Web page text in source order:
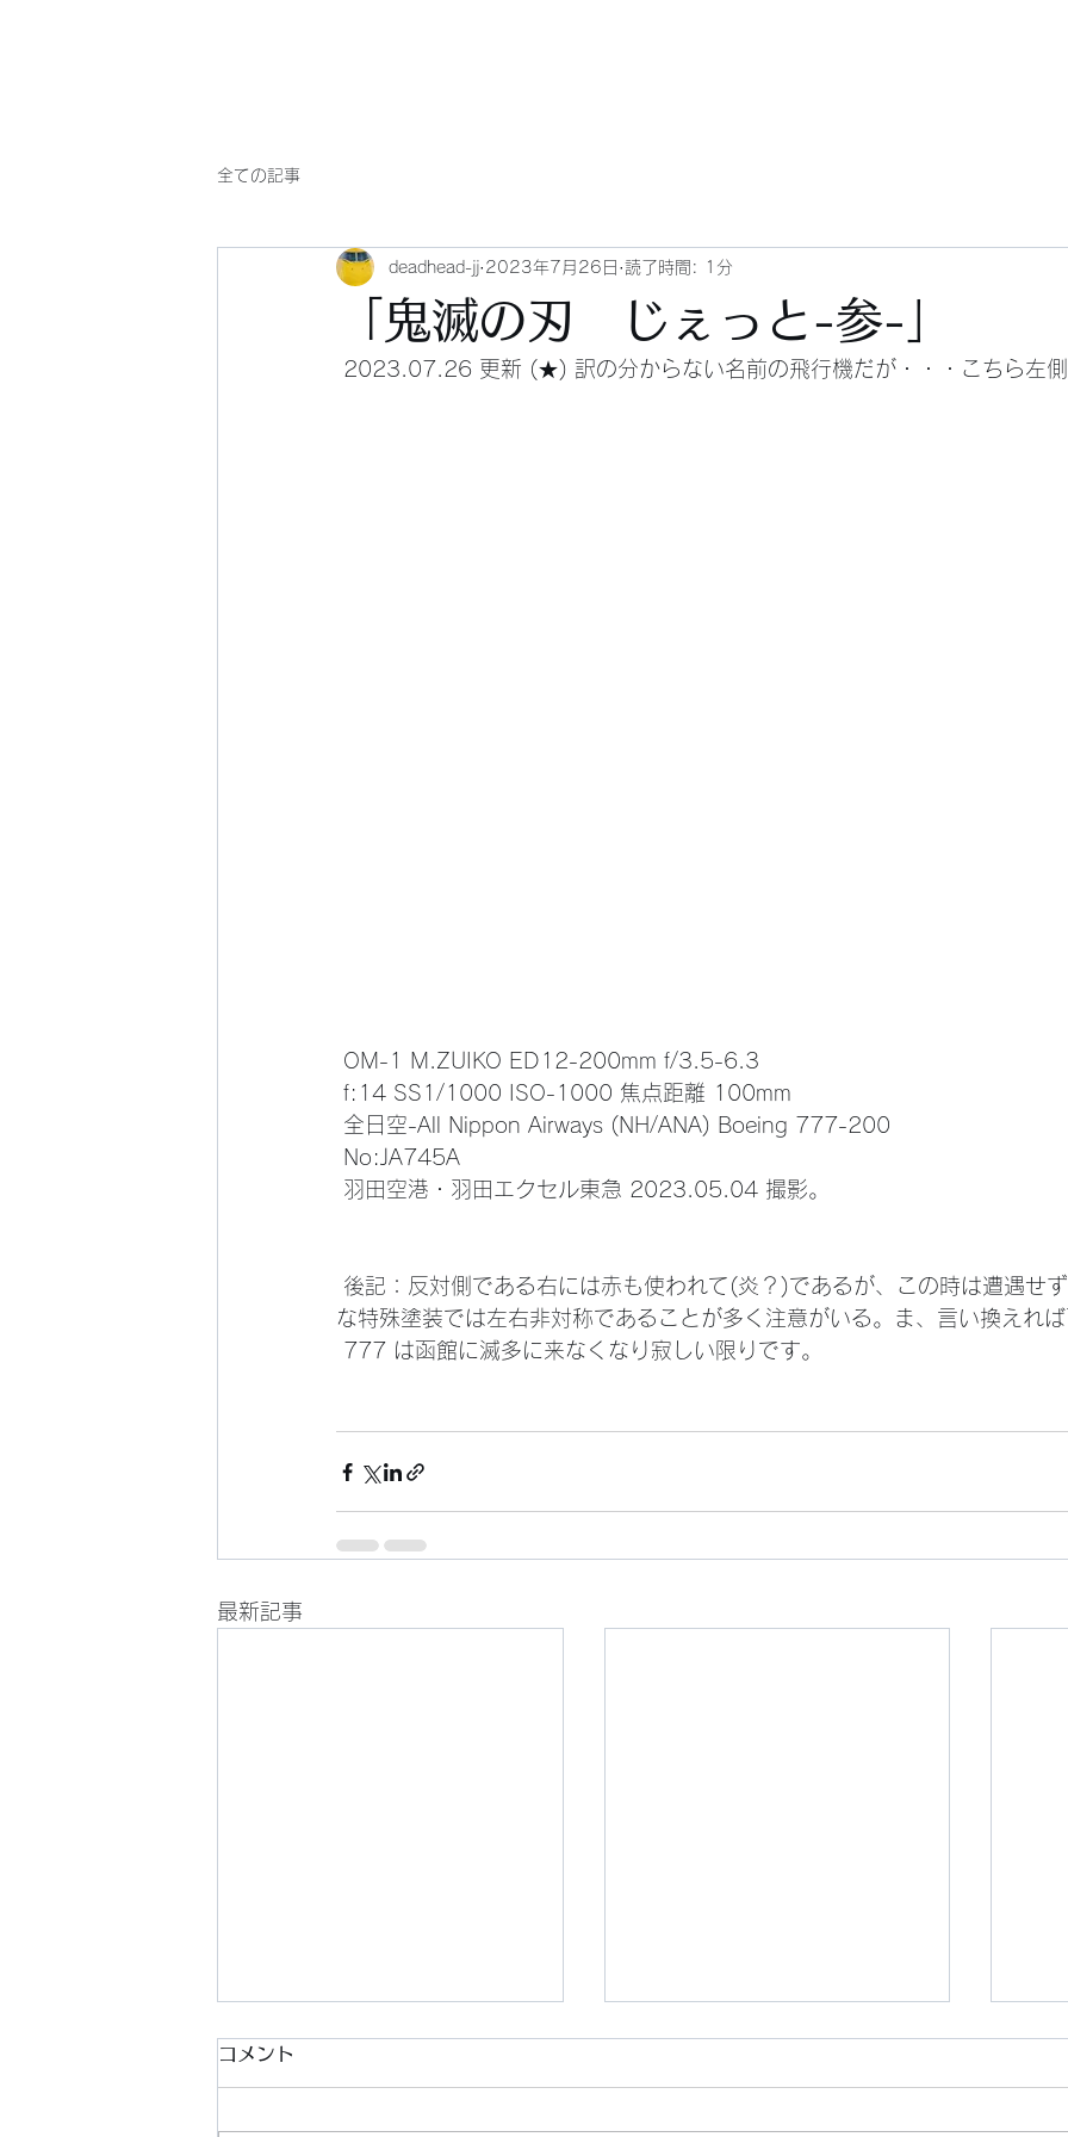
全ての記事
「鬼滅の刃 じぇっと-参-」
deadhead-jj 2023年7月26日 読了時間: 1分
2023.07.26 更新 (★) 訳の分からない名前の飛行機だが・・・こちら左
OM-1 M.ZUIKO ED12-200mm f/3.5-6.3
f:14 SS1/1000 ISO-1000 焦点距離 100mm
全日空-All Nippon Airways (NH/ANA) Boeing 777-200
No:JA745A
羽田空港・羽田エクセル東急 2023.05.04 撮影。
な特殊塗装では左右非対称であることが多く注意がいる。ま、言い換えれ
777 は函館に滅多に来なくなり寂しい限りです。
最新記事
コメント